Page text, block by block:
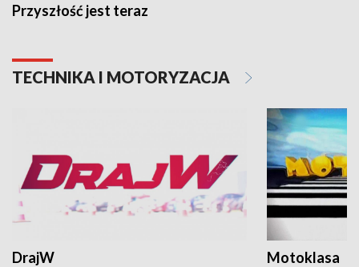
Przyszłość jest teraz
TECHNIKA I MOTORYZACJA
DrajW Motoklasa